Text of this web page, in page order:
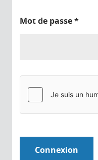
Mot de passe*